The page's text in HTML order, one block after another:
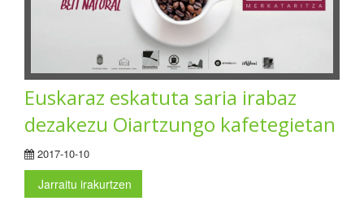
Euskaraz eskatuta saria irabaz
dezakezu Oiartzungo kafetegietan
2017-10-10
Jarraitu irakurtzen